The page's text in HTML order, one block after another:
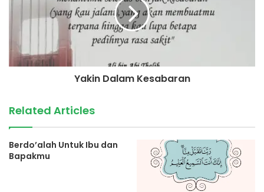
Yakin Dalam Kesabaran
Related Articles
Berdo’alah Untuk Ibu dan
Bapakmu